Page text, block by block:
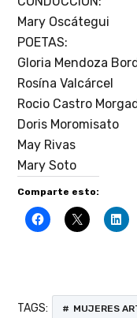
Mary Oscátegui
POETAS:
Gloria Mendoza
Rosína Valcárcel
Rocio Castro
Doris Moromisato
May Rivas
Mary Soto
Comparte esto:
TAGS: MUJERES